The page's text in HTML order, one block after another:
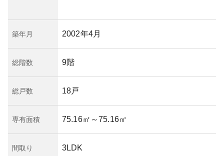
築年月 2002年4月
総階数 9階
総戸数 18戸
専有面積 75.16㎡ ～75.16㎡
間取り 3LDK